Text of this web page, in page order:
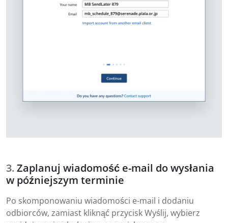
Zaplanuj wiadomość e-mail do wysłania
w późniejszym terminie
Po skomponowaniu wiadomości e-mail i dodaniu
odbiorców, zamiast kliknąć przycisk Wyślij, wybierz